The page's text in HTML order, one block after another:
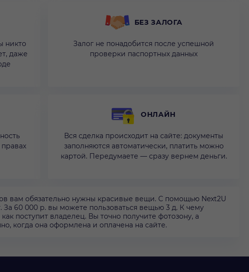
никто
даже
БЕЗ ЗАЛОГА
Залог не понадобится после успешной
проверки паспортных данных
ОНЛАЙН
Вся сделка происходит на сайте: документы
заполняются автоматически, платить можно
картой. Передумаете — сразу вернем деньги.
вам обязательно нужны красивые вещи. С помощью Next2U
За 60 000 р. вы можете пользоваться вещью 3 д. К чему
поступит владелец. Вы точно получите фотозону, а
когда она оформлена и оплачена на сайте.